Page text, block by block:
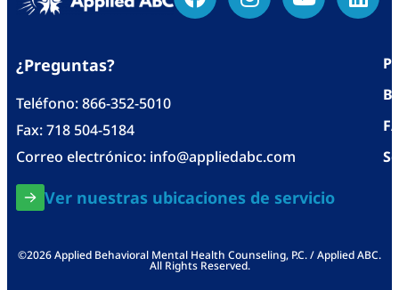
¿Preguntas?
Teléfono:866-352-5010
Fax: 718 504-5184
Correo electrónico: info@appliedabc.com
Ver nuestras ubicaciones de servicio
©2026 Applied Behavioral Mental Health Counseling, P.C. / Applied ABC.
All Rights Reserved.